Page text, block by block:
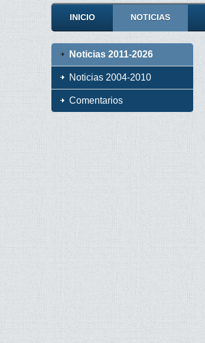
INICIO NOTICIAS
Noticias 2011-2026
Noticias 2004-2010
Comentarios